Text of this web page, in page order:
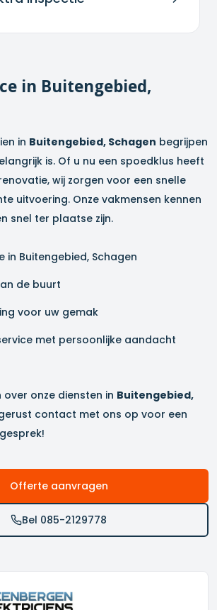
in Buitengebied,
in Buitengebied, Schagen begrijpen
is. Of u nu een spoedklus heeft
wij zorgen voor een snelle
uitvoering. Onze vakmensen kennen
snel ter plaatse zijn.
in Buitengebied, Schagen
de buurt
voor uw gemak
met persoonlijke aandacht
onze diensten in Buitengebied,
contact met ons op voor een
Offerte aanvragen
Bel 085-2129778